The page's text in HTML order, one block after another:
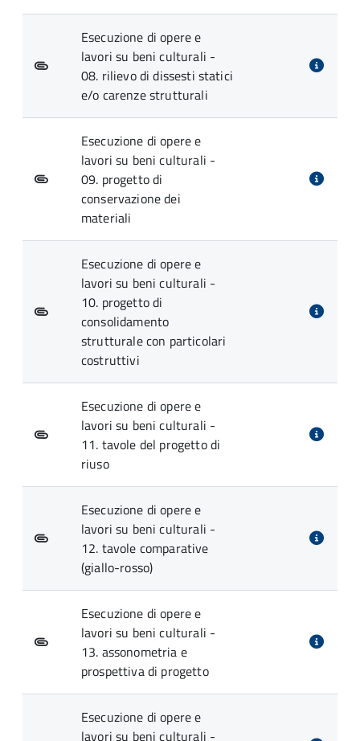
Esecuzione di opere e
lavori su beni culturali -
08. rilievo di dissesti statici
e/o carenze strutturali
Esecuzione di opere e
lavori su beni culturali -
09. progetto di
conservazione dei
materiali
Esecuzione di opere e
lavori su beni culturali -
10. progetto di
consolidamento
strutturale con particolari
costruttivi
Esecuzione di opere e
lavori su beni culturali -
11. tavole del progetto di
riuso
Esecuzione di opere e
lavori su beni culturali -
12. tavole comparative
(giallo-rosso)
Esecuzione di opere e
lavori su beni culturali -
13. assonometria e
prospettiva di progetto
Esecuzione di opere e
lavori su beni culturali -